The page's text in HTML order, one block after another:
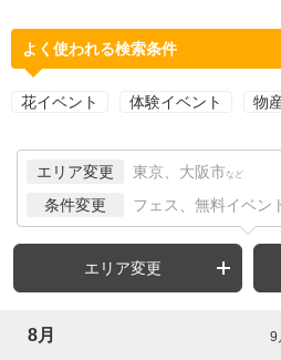
よく使われる検索条件
花イベント 体験イベント 物
エリア変更 東京、大阪市 など
条件変更 フェス、無料イベン
エリア変更
8月 9